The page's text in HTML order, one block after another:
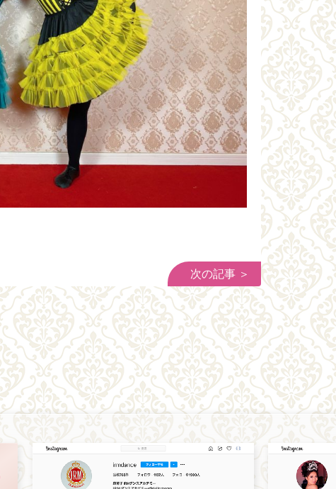
次の記事 ＞